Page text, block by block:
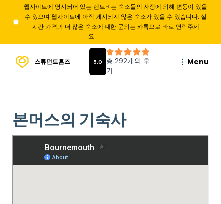
웹사이트에 명시되어 있는 렌트비는 숙소들의 사정에 의해 변동이 있을
수 있으며 웹사이트에 아직 게시되지 않은 숙소가 있을 수 있습니다. 실
시간 가격과 더 많은 숙소에 대한 문의는 카톡으로 바로 연락주세
요.
스튜던트홈즈 Menu
본머스의 기숙사